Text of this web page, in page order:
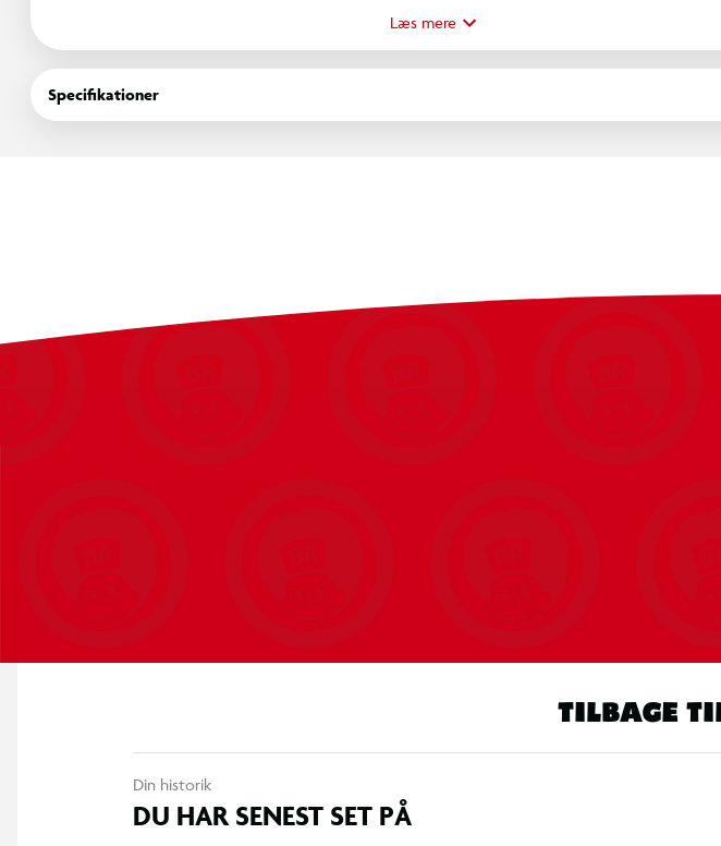
Læs mere
Specifikationer
TILBAGE
Din historik
DU HAR SENEST SET PÅ